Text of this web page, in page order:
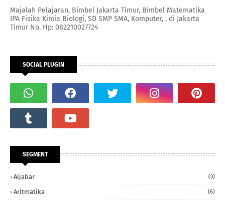
Majalah Pelajaran, Bimbel Jakarta Timur, Bimbel Matematika
IPA Fisika Kimia Biologi, SD SMP SMA, Komputer, , di Jakarta
Timur No. Hp: 082210027724
SOCIAL PLUGIN
SEGMENT
Aljabar (3)
Aritmatika (6)